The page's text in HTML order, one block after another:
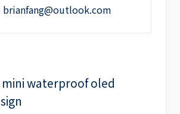
brianfang@outlook.com